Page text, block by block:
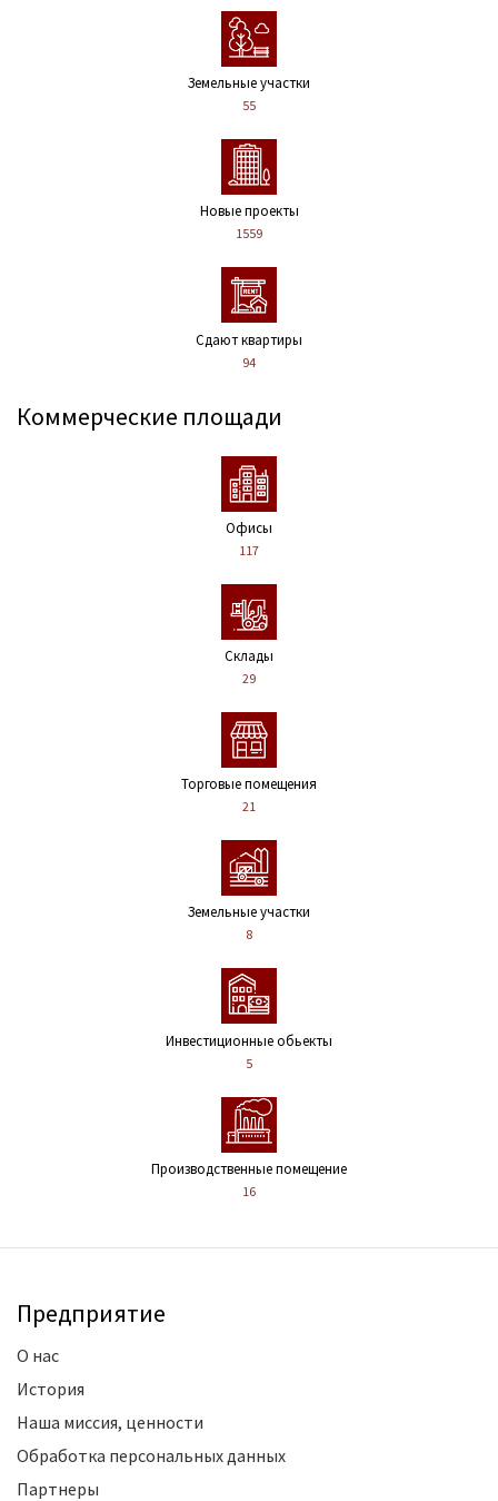
Земельные участки
55
Новые проекты
1559
Сдают квартиры
94
Коммерческие площади
Офисы
117
Склады
29
Торговые помещения
21
Земельные участки
8
Инвестиционные обьекты
5
Производственные помещение
16
Предприятие
О нас
История
Наша миссия, ценности
Обработка персональных данных
Партнеры